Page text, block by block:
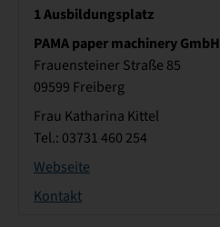
1Ausbildungsplatz
PAMA paper machinery GmbH
Frauensteiner Straße 85
09599 Freiberg
Frau Katharina Kittel
Tel.: 03731 460 254
Webseite
Kontakt